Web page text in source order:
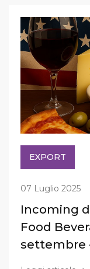
EXPORT
07 Luglio 2025
Incoming
Food
settembre